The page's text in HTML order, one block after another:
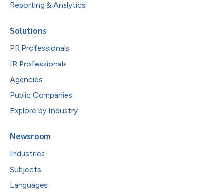
Reporting & Analytics
Solutions
PR Professionals
IR Professionals
Agencies
Public Companies
Explore by Industry
Newsroom
Industries
Subjects
Languages